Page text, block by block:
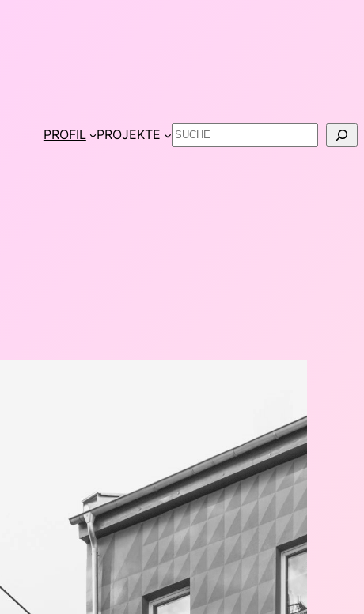
PROFIL PROJEKTE Suchen